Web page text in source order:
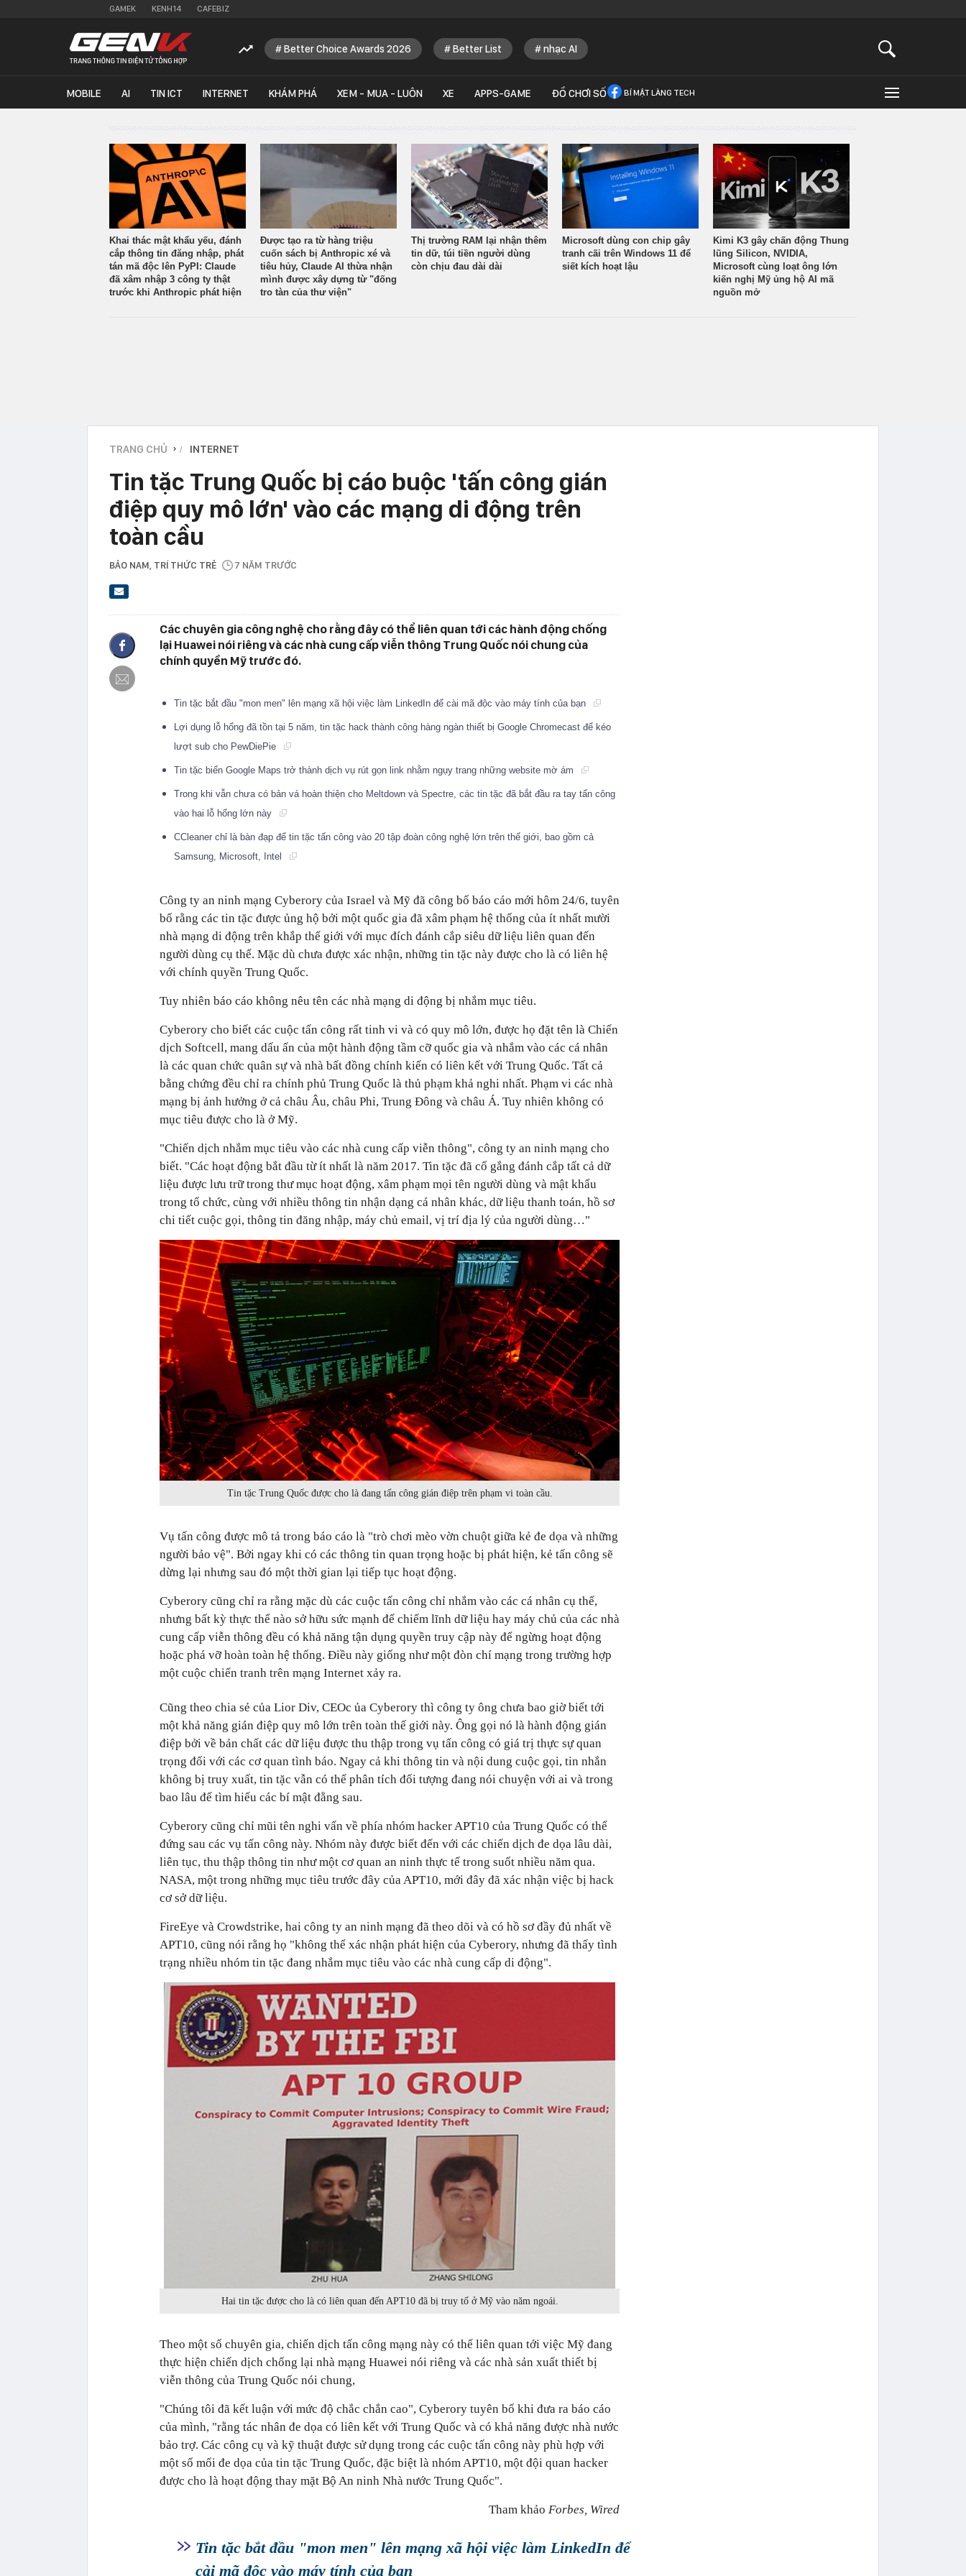
GAMEK KENH14 CAFEBIZ
Better Choice Awards 2026 Better List nhạc AI
MOBILE AI TIN ICT INTERNET KHÁM PHÁ XEM - MUA - LUÔN XE APPS-GAME ĐỒ CHƠI SỐ BÍ MẬT LÀNG TECH
Khai thác mật khẩu yếu, đánh
cắp thông tin đăng nhập, phát
tán mã độc lên PyPI: Claude
đã xâm nhập 3 công ty thật
trước khi Anthropic phát hiện
Được tạo ra từ hàng triệu
cuốn sách bị Anthropic xé và
tiêu hủy, Claude AI thừa nhận
mình được xây dựng từ "đống
tro tàn của thư viện"
Thị trường RAM lại nhận thêm
tin dữ, túi tiền người dùng
còn chịu đau dài dài
Microsoft dùng con chip gây
tranh cãi trên Windows 11 để
siết kích hoạt lậu
Kimi K3 gây chấn động Thung
lũng Silicon, NVIDIA,
Microsoft cùng loạt ông lớn
kiến nghị Mỹ ủng hộ AI mã
nguồn mở
TRANG CHỦ › INTERNET
Tin tặc Trung Quốc bị cáo buộc 'tấn công gián
điệp quy mô lớn' vào các mạng di động trên
toàn cầu
BẢO NAM , TRÍ THỨC TRẺ 7 NĂM TRƯỚC
Các chuyên gia công nghệ cho rằng đây có thể liên quan tới các hành động chống
lại Huawei nói riêng và các nhà cung cấp viễn thông Trung Quốc nói chung của
chính quyền Mỹ trước đó.
Tin tặc bắt đầu "mon men" lên mạng xã hội việc làm LinkedIn để cài mã độc vào máy tính của bạn
Lợi dụng lỗ hổng đã tồn tại 5 năm, tin tặc hack thành công hàng ngàn thiết bị Google Chromecast để kéo
lượt sub cho PewDiePie
Tin tặc biến Google Maps trở thành dịch vụ rút gọn link nhằm ngụy trang những website mờ ám
Trong khi vẫn chưa có bản vá hoàn thiện cho Meltdown và Spectre, các tin tặc đã bắt đầu ra tay tấn công
vào hai lỗ hổng lớn này
CCleaner chỉ là bàn đạp để tin tặc tấn công vào 20 tập đoàn công nghệ lớn trên thế giới, bao gồm cả
Samsung, Microsoft, Intel
Công ty an ninh mạng Cyberory của Israel và Mỹ đã công bố báo cáo mới hôm 24/6, tuyên
bố rằng các tin tặc được ủng hộ bởi một quốc gia đã xâm phạm hệ thống của ít nhất mười
nhà mạng di động trên khắp thế giới với mục đích đánh cắp siêu dữ liệu liên quan đến
người dùng cụ thể. Mặc dù chưa được xác nhận, những tin tặc này được cho là có liên hệ
với chính quyền Trung Quốc.
Tuy nhiên báo cáo không nêu tên các nhà mạng di động bị nhắm mục tiêu.
Cyberory cho biết các cuộc tấn công rất tinh vi và có quy mô lớn, được họ đặt tên là Chiến
dịch Softcell, mang dấu ấn của một hành động tầm cỡ quốc gia và nhắm vào các cá nhân
là các quan chức quân sự và nhà bất đồng chính kiến có ​​liên kết với Trung Quốc. Tất cả
bằng chứng đều chỉ ra chính phủ Trung Quốc là thủ phạm khả nghi nhất. Phạm vi các nhà
mạng bị ảnh hưởng ở cả châu Âu, châu Phi, Trung Đông và châu Á. Tuy nhiên không có
mục tiêu được cho là ở Mỹ.
"Chiến dịch nhắm mục tiêu vào các nhà cung cấp viễn thông", công ty an ninh mạng cho
biết. "Các hoạt động bắt đầu từ ít nhất là năm 2017. Tin tặc đã cố gắng đánh cắp tất cả dữ
liệu được lưu trữ trong thư mục hoạt động, xâm phạm mọi tên người dùng và mật khẩu
trong tổ chức, cùng với nhiều thông tin nhận dạng cá nhân khác, dữ liệu thanh toán, hồ sơ
chi tiết cuộc gọi, thông tin đăng nhập, máy chủ email, vị trí địa lý của người dùng…"
Tin tặc Trung Quốc được cho là đang tấn công gián điệp trên phạm vi toàn cầu.
Vụ tấn công được mô tả trong báo cáo là "trò chơi mèo vờn chuột giữa kẻ đe dọa và những
người bảo vệ". Bởi ngay khi có các thông tin quan trọng hoặc bị phát hiện, kẻ tấn công sẽ
dừng lại nhưng sau đó một thời gian lại tiếp tục hoạt động.
Cyberory cũng chỉ ra rằng mặc dù các cuộc tấn công chỉ nhắm vào các cá nhân cụ thể,
nhưng bất kỳ thực thể nào sở hữu sức mạnh để chiếm lĩnh dữ liệu hay máy chủ của các nhà
cung cấp viễn thông đều có khả năng tận dụng quyền truy cập này để ngừng hoạt động
hoặc phá vỡ hoàn toàn hệ thống. Điều này giống như một đòn chí mạng trong trường hợp
một cuộc chiến tranh trên mạng Internet xảy ra.
Cũng theo chia sẻ của Lior Div, CEOc ủa Cyberory thì công ty ông chưa bao giờ biết tới
một khả năng gián điệp quy mô lớn trên toàn thế giới này. Ông gọi nó là hành động gián
điệp bởi về bản chất các dữ liệu được thu thập trong vụ tấn công có giá trị thực sự quan
trọng đối với các cơ quan tình báo. Ngay cả khi thông tin và nội dung cuộc gọi, tin nhắn
không bị truy xuất, tin tặc vẫn có thể phân tích đối tượng đang nói chuyện với ai và trong
bao lâu để tìm hiểu các bí mật đằng sau.
Cyberory cũng chỉ mũi tên nghi vấn về phía nhóm hacker APT10 của Trung Quốc có thể
đứng sau các vụ tấn công này. Nhóm này được biết đến với các chiến dịch đe dọa lâu dài,
liên tục, thu thập thông tin như một cơ quan an ninh thực tế trong suốt nhiều năm qua.
NASA, một trong những mục tiêu trước đây của APT10, mới đây đã xác nhận việc bị hack
cơ sở dữ liệu.
FireEye và Crowdstrike, hai công ty an ninh mạng đã theo dõi và có hồ sơ đầy đủ nhất về
APT10, cũng nói rằng họ "không thể xác nhận phát hiện của Cyberory, nhưng đã thấy tình
trạng nhiều nhóm tin tặc đang nhắm mục tiêu vào các nhà cung cấp di động".
Hai tin tặc được cho là có liên quan đến APT10 đã bị truy tố ở Mỹ vào năm ngoái.
Theo một số chuyên gia, chiến dịch tấn công mạng này có thể liên quan tới việc Mỹ đang
thực hiện chiến dịch chống lại nhà mạng Huawei nói riêng và các nhà sản xuất thiết bị
viễn thông của Trung Quốc nói chung,
"Chúng tôi đã kết luận với mức độ chắc chắn cao", Cyberory tuyên bố khi đưa ra báo cáo
của mình, "rằng tác nhân đe dọa có liên kết với Trung Quốc và có khả năng được nhà nước
bảo trợ. Các công cụ và kỹ thuật được sử dụng trong các cuộc tấn công này phù hợp với
một số mối đe dọa của tin tặc Trung Quốc, đặc biệt là nhóm APT10, một đội quan hacker
được cho là hoạt động thay mặt Bộ An ninh Nhà nước Trung Quốc".
Tham khảo Forbes, Wired
Tin tặc bắt đầu "mon men" lên mạng xã hội việc làm LinkedIn để
cài mã độc vào máy tính của bạn